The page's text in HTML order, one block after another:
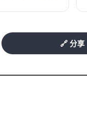
🔗 分享